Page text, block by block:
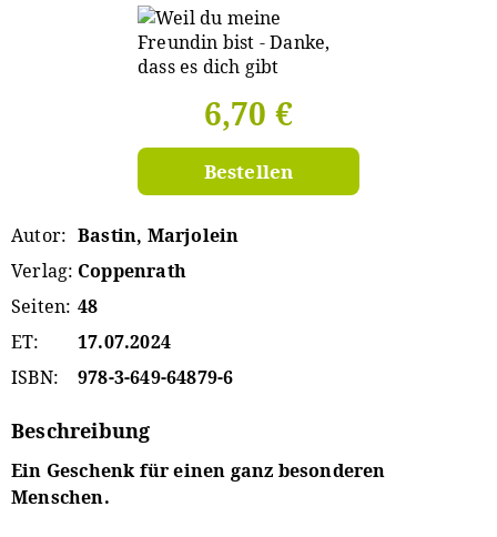
Autor
Bastin, Marjolein
Verlag Coppenrath
Seiten 48
ET
17.07.2024
ISBN
978-3-649-64879-6
6,70 €
Bestellen
Beschreibung
Ein Geschenk für einen ganz besonderen
Menschen.